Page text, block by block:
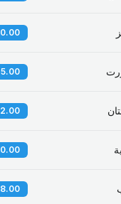
- 12.00 QR
5.00 - 7.00 QR
- 18.00 QR
- 14.00 QR
8.00 - 12.00 QR